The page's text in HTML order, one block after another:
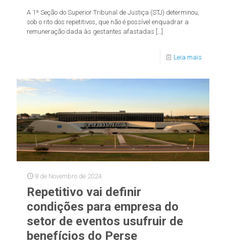
A 1ª Seção do Superior Tribunal de Justiça (STJ) determinou,
sob o rito dos repetitivos, que não é possível enquadrar a
remuneração dada às gestantes afastadas
Leia mais
8 de Novembro de 2024
Repetitivo vai definir
condições para empresa do
setor de eventos usufruir de
benefícios do Perse